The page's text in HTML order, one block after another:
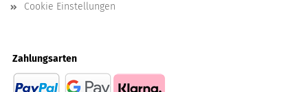
Cookie Einstellungen
Zahlungsarten